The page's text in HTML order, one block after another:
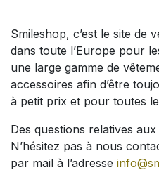
Smileshop, c’est le site de
dans toute l’Europe pour
une large gamme de
accessoires afin d’être
à petit prix et pour toutes
Des questions relatives
N’hésitez pas à nous
par mail à l’adresse